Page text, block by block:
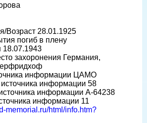
Возраст 28.01.1925
погиб в плену
захоронения Германия,
информации ЦАМО
информации 58
информации A-64238
информации 11
memorial.ru/html/info.htm?